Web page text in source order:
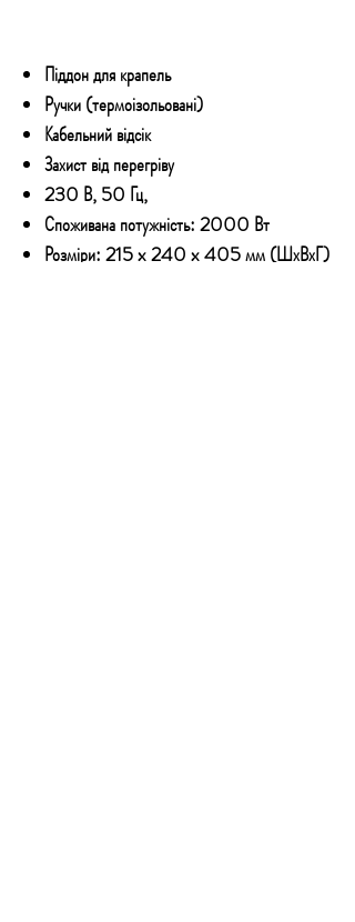
Піддон для крапель
Ручки (термоізольовані)
Кабельний відсік
Захист від перегріву
230 В, 50 Гц,
Споживана потужність: 2000 Вт
Розміри: 215 x 240 x 405 мм (ШхВхГ)